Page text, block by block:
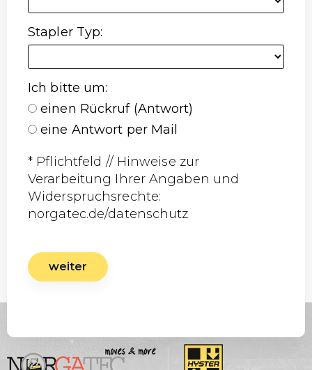
Stapler Typ:
Ich bitte um:
einen Rückruf (Antwort)
eine Antwort per Mail
* Pflichtfeld // Hinweise zur
Verarbeitung Ihrer Angaben und
Widerspruchsrechte:
norgatec.de/datenschutz
weiter